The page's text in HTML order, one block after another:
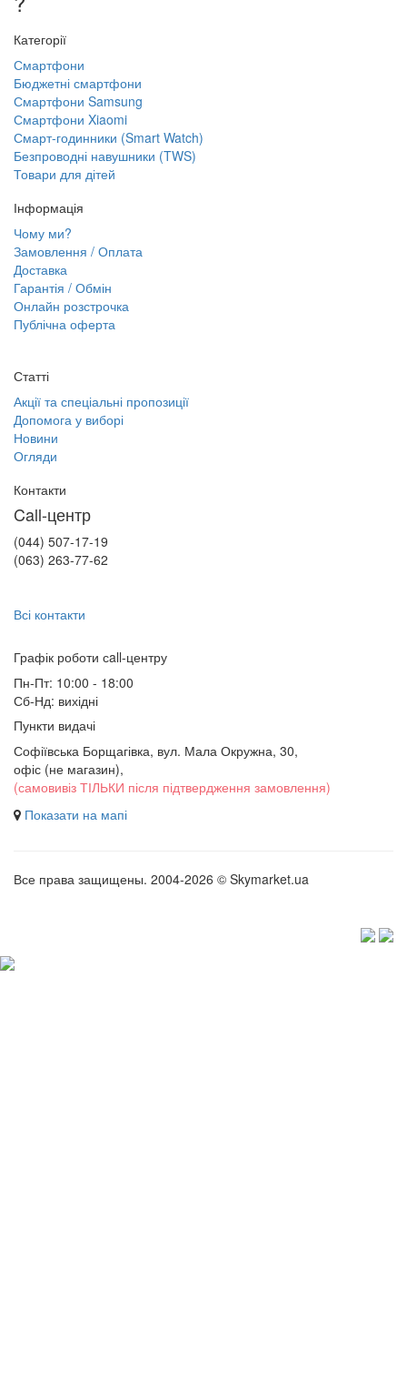
Категорії
Смартфони
Бюджетні смартфони
Смартфони Samsung
Смартфони Xiaomi
Смарт-годинники (Smart Watch)
Безпроводні навушники (TWS)
Товари для дітей
Інформація
Чому ми?
Замовлення / Оплата
Доставка
Гарантія / Обмін
Онлайн розстрочка
Публічна оферта
Статті
Акції та спеціальні пропозиції
Допомога у виборі
Новини
Огляди
Контакти
Call-центр
(044) 507-17-19
(063) 263-77-62
Всі контакти
Графік роботи сall-центру
Пн-Пт: 10:00 - 18:00
Сб-Нд: вихідні
Пункти видачі
Софіївська Борщагівка, вул. Мала Окружна, 30,
офіс (не магазин),
(самовивіз ТІЛЬКИ після підтвердження замовлення)
Показати на мапі
Все права защищены. 2004-2026 © Skymarket.ua